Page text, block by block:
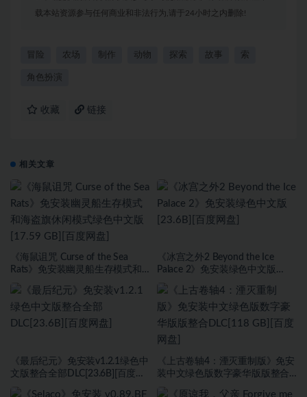
载本站资源参与任何商业和非法行为,请于24小时之内删除!
冒险 农场 制作 动物 探索 故事 索
角色扮演
收藏 链接
相关文章
《海鼠诅咒 Curse of the Sea
Rats》免安装幽灵船生存模式和
GB][百度网盘]
《冰宫之外2 Beyond the Ice
Palace 2》免安装绿色中文版
《最后纪元》免安装v1.2.1绿色中
文版整合全部DLC[23.6B][百度网
《上古卷轴4：湮灭重制版》免安
装中文绿色版数字豪华版版整合